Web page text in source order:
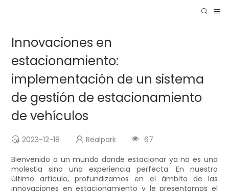
Innovaciones en
estacionamiento:
implementación de un sistema
de gestión de estacionamiento
de vehículos
2023-12-18 Realpark
67
Bienvenido a un mundo donde estacionar ya no es una
molestia sino una experiencia perfecta. En nuestro
último artículo, profundizamos en el ámbito de las
innovaciones en estacionamiento y le presentamos el